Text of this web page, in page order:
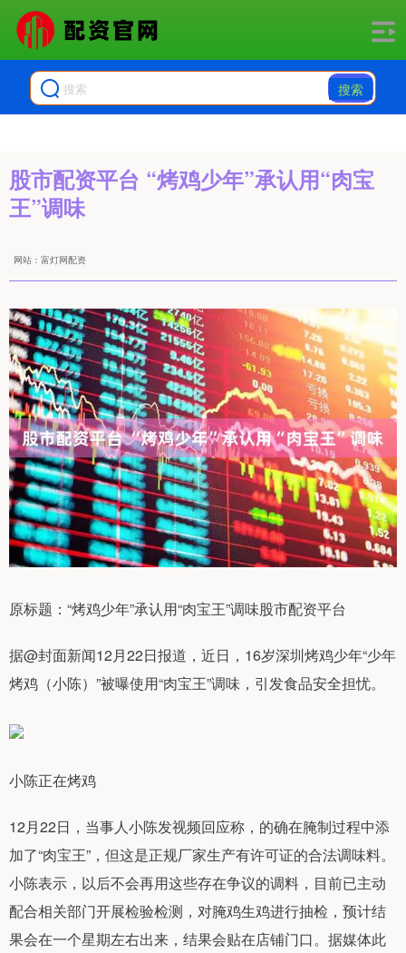
搜索
股市配资平台 “烤鸡少年”承认用“肉宝
王”调味
网站：富灯网配资
原标题：“烤鸡少年”承认用“肉宝王”调味股市配资平台
据@封面新闻12月22日报道，近日，16岁深圳烤鸡少年“少年
烤鸡（小陈）”被曝使用“肉宝王”调味，引发食品安全担忧。
小陈正在烤鸡
12月22日，当事人小陈发视频回应称，的确在腌制过程中添
加了“肉宝王”，但这是正规厂家生产有许可证的合法调味料。
小陈表示，以后不会再用这些存在争议的调料，目前已主动
配合相关部门开展检验检测，对腌鸡生鸡进行抽检，预计结
果会在一个星期左右出来，结果会贴在店铺门口。据媒体此